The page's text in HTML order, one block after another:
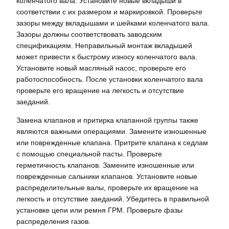
соответствии с их размером и маркировкой. Проверьте
зазоры между вкладышами и шейками коленчатого вала.
Зазоры должны соответствовать заводским
спецификациям. Неправильный монтаж вкладышей
может привести к быстрому износу коленчатого вала.
Установите новый масляный насос, проверьте его
работоспособность. После установки коленчатого вала
проверьте его вращение на легкость и отсутствие
заеданий.
Замена клапанов и притирка клапанной группы также
являются важными операциями. Замените изношенные
или поврежденные клапана. Притрите клапана к седлам
с помощью специальной пасты. Проверьте
герметичность клапанов. Замените изношенные или
поврежденные сальники клапанов. Установите новые
распределительные валы, проверьте их вращение на
легкость и отсутствие заеданий. Убедитесь в правильной
установке цепи или ремня ГРМ. Проверьте фазы
распределения газов.